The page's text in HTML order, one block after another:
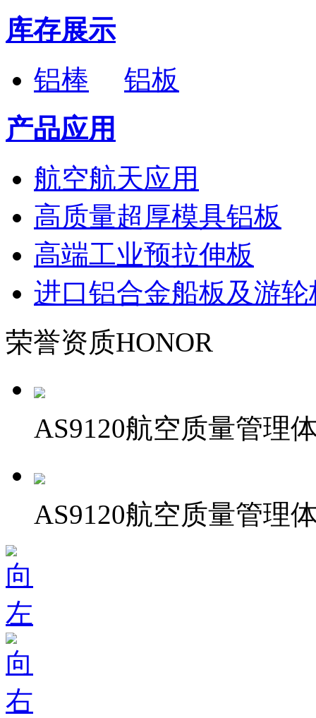
库存展示
铝棒
铝板
产品应用
航空航天应用
高质量超厚模具铝板
高端工业预拉伸板
进口铝合金船板及游轮
荣誉资质HONOR
AS9120航空质量管理
AS9120航空质量管理